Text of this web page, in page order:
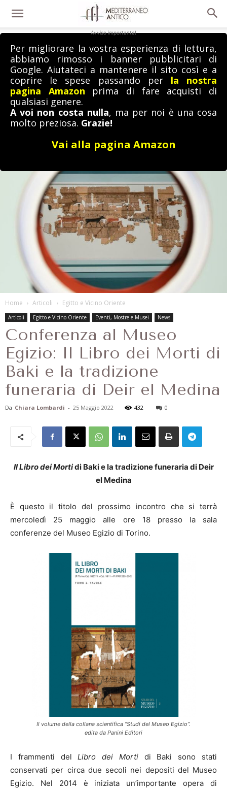
Avviso importante!
Per migliorare la vostra esperienza di lettura,
abbiamo rimosso i banner pubblicitari di
Google. Aiutateci a mantenere il sito così e a
coprire le spese passando per la nostra
pagina Amazon prima di fare acquisti di
qualsiasi genere.
A voi non costa nulla, ma per noi è una cosa
molto preziosa. Grazie!
Vai alla pagina Amazon
Home Articoli Egitto e Vicino Oriente
Articoli Egitto e Vicino Oriente Eventi, Mostre e Musei News
Conferenza al Museo
Egizio: Il Libro dei Morti di
Baki e la tradizione
funeraria di Deir el Medina
Da Chiara Lombardi - 25 Maggio 2022 432 0
Il Libro dei Mortidi Baki e la tradizione funeraria di Deir
el Medina
È questo il titolo del prossimo incontro che si terrà
mercoledì 25 maggio alle ore 18 presso la sala
conferenze del Museo Egizio di Torino.
Il volume della collana scientifica “Studi del Museo Egizio”.
edita da Panini Editori
I frammenti delLibro dei Morti di Baki sono stati
conservati per circa due secoli nei depositi del Museo
Egizio. Nel 2014 è iniziata un’importante opera di